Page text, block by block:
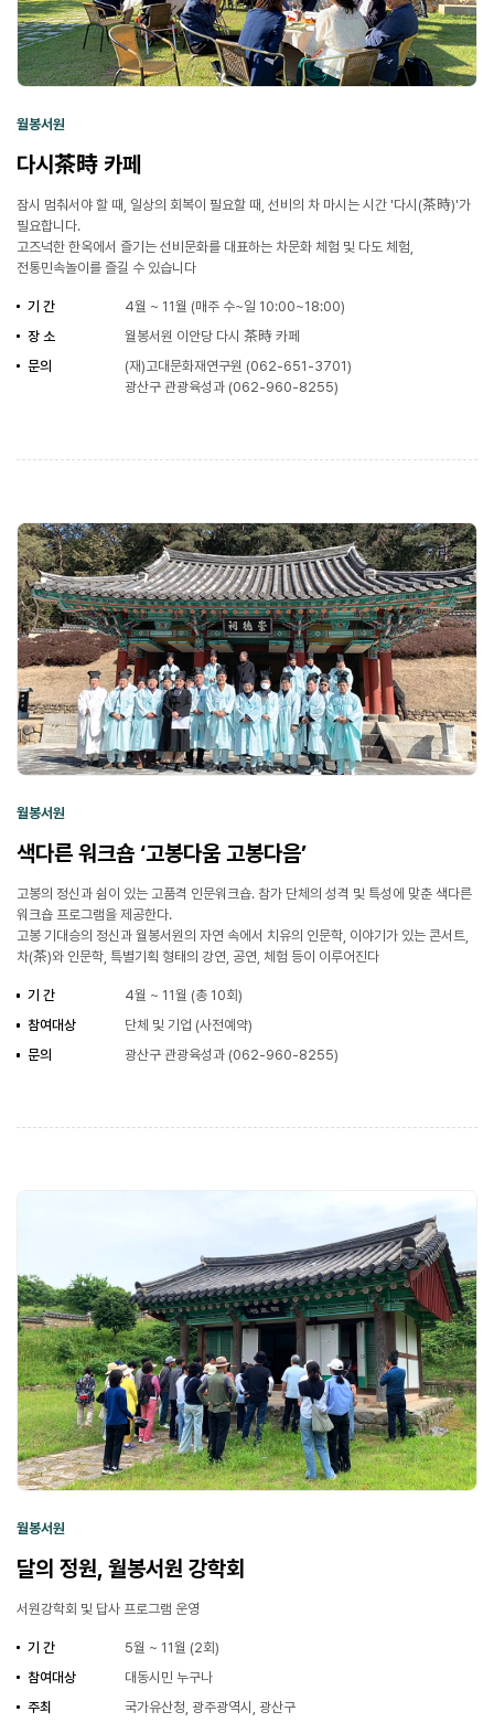
월봉서원
다시茶時 카페
잠시 멈춰서야 할 때, 일상의 회복이 필요할 때, 선비의 차 마시는 시간 '다시(茶時)'가
필요합니다.
고즈넉한 한옥에서 즐기는 선비문화를 대표하는 차문화 체험 및 다도 체험,
전통민속놀이를 즐길 수 있습니다
기 간
4월 ~ 11월 (매주 수~일 10:00~18:00)
장 소
월봉서원 이안당 다시 茶時 카페
문의
(재)고대문화재연구원 (062-651-3701)
광산구 관광육성과 (062-960-8255)
월봉서원
색다른 워크숍 ‘고봉다움 고봉다음’
고봉의 정신과 쉼이 있는 고품격 인문워크숍. 참가 단체의 성격 및 특성에 맞춘 색다른
워크숍 프로그램을 제공한다.
고봉 기대승의 정신과 월봉서원의 자연 속에서 치유의 인문학, 이야기가 있는 콘서트,
차(茶)와 인문학, 특별기획 형태의 강연, 공연, 체험 등이 이루어진다
기 간
4월 ~ 11월 (총 10회)
참여대상
단체 및 기업 (사전예약)
문의
광산구 관광육성과 (062-960-8255)
월봉서원
달의 정원, 월봉서원 강학회
서원강학회 및 답사 프로그램 운영
기 간
5월 ~ 11월 (2회)
참여대상
대동시민 누구나
주최
국가유산청, 광주광역시, 광산구